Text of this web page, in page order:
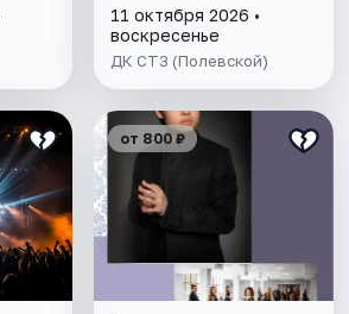
11 октября 2026 •
воскресенье
ДК СТЗ (Полевской)
от 800 ₽